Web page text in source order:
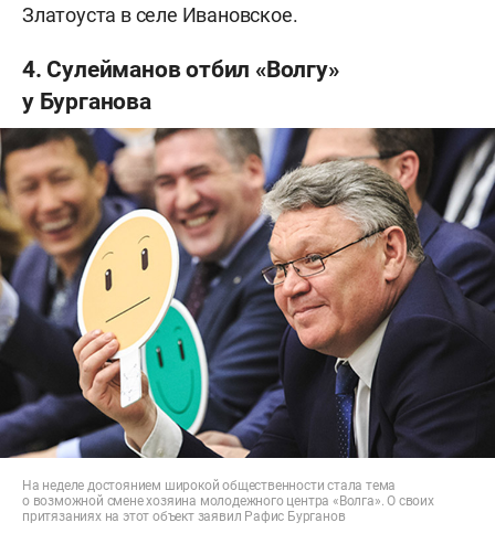
Златоуста в селе Ивановское.
4. Сулейманов отбил «Волгу»
у Бурганова
На неделе достоянием широкой общественности стала тема
о возможной смене хозяина молодежного центра «Волга». О своих
притязаниях на этот объект заявил Рафис Бурганов